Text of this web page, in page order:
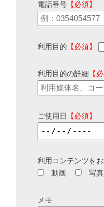
電話番号 【必須】
利用目的 【必須】
利用目的の詳細 【
ご使用日 【必須】
利用コンテンツを
動画
写真
メモ